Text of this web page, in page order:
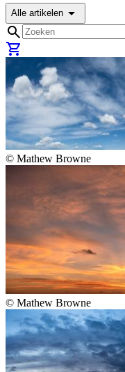
Alle artikelen arrow_drop_down
search
shopping_cart
© Mathew Browne
© Mathew Browne